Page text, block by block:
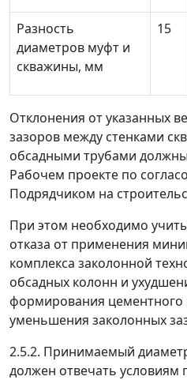
Разность
диаметров муфт и
скважины, мм
15
Отклонения от указанных
зазоров между стенками
обсадными трубами
Рабочем проекте по
Подрядчиком на
При этом необходимо
отказа от применения
комплекса заколонной
обсадных колонн и
формирования цементного
уменьшения заколонных
2.5.2. Принимаемый
должен отвечать условиям